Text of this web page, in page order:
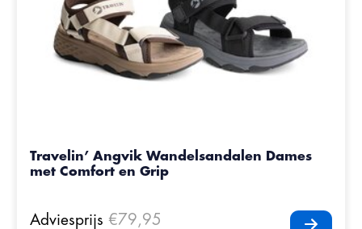
Travelin’ Angvik Wandelsandalen Dames
met Comfort en Grip
Adviesprijs €79,95